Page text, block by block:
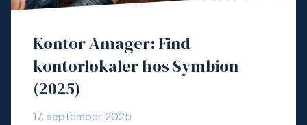
Kontor Amager: Find
kontorlokaler hos Symbion
(2025)
17. september 2025